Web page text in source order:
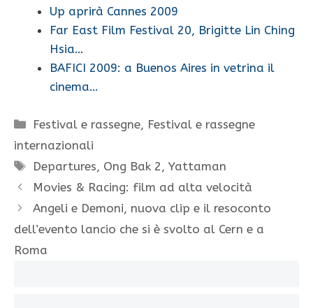
Up aprirà Cannes 2009
Far East Film Festival 20, Brigitte Lin Ching
Hsia…
BAFICI 2009: a Buenos Aires in vetrina il
cinema…
Categorie
Festival e rassegne, Festival e rassegne
internazionali
Tag
Departures, Ong Bak 2 ,Yattaman
Movies & Racing: film ad alta velocità
Angeli e Demoni, nuova clip e il resoconto
dell’evento lancio che si è svolto al Cern e a
Roma